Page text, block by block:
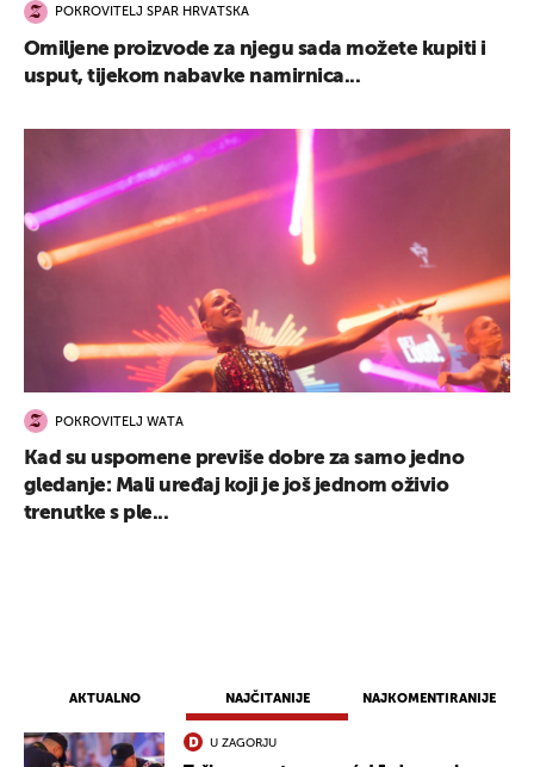
AKTUALNO NAJČITANIJE NAJKOMENTIRANIJE
U ZAGORJU
POKROVITELJ SPAR HRVATSKA
Omiljene proizvode za njegu sada možete kupiti i
usput, tijekom nabavke namirnica...
POKROVITELJ WATA
Kad su uspomene previše dobre za samo jedno
gledanje: Mali uređaj koji je još jednom oživio
trenutke s ple...